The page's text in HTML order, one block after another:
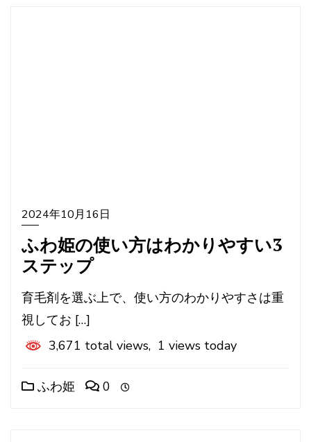
2024年10月16日
ふわ姫の使い方はわかりやすい3
ステップ
育毛剤を選ぶ上で、使い方のわかりやすさは重
視してお […]
3,671 total views, 1 views today
ふわ姫 0